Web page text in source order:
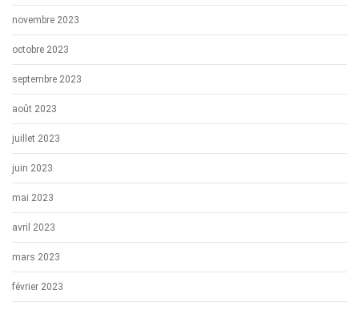
novembre 2023
octobre 2023
septembre 2023
août 2023
juillet 2023
juin 2023
mai 2023
avril 2023
mars 2023
février 2023